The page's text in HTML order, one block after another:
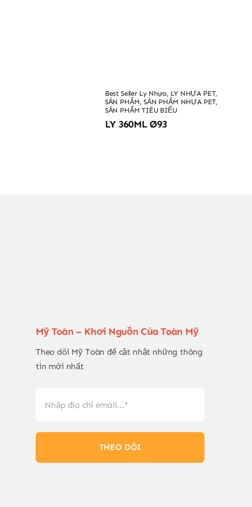
Best Seller Ly Nhựa, LY NHỰA PET,
SẢN PHẨM,SẢN PHẨM NHỰA PET,
SẢN PHẨM TIÊU BIỂU
LY 360ML Ø93
Mỹ Toàn – Khơi Nguồn Của Toàn Mỹ
Theo dõi Mỹ Toàn để cật nhật những thông
tin mới nhất
THEO DÕI